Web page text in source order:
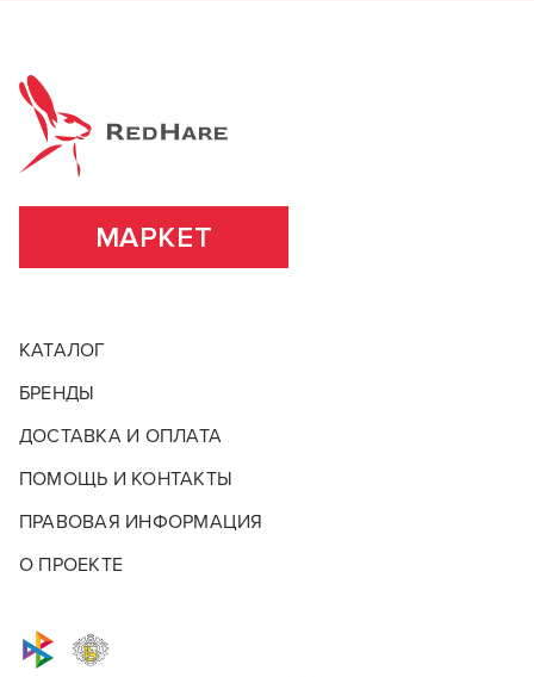
МАРКЕТ
КАТАЛОГ
БРЕНДЫ
ДОСТАВКА И ОПЛАТА
ПОМОЩЬ И КОНТАКТЫ
ПРАВОВАЯ ИНФОРМАЦИЯ
О ПРОЕКТЕ